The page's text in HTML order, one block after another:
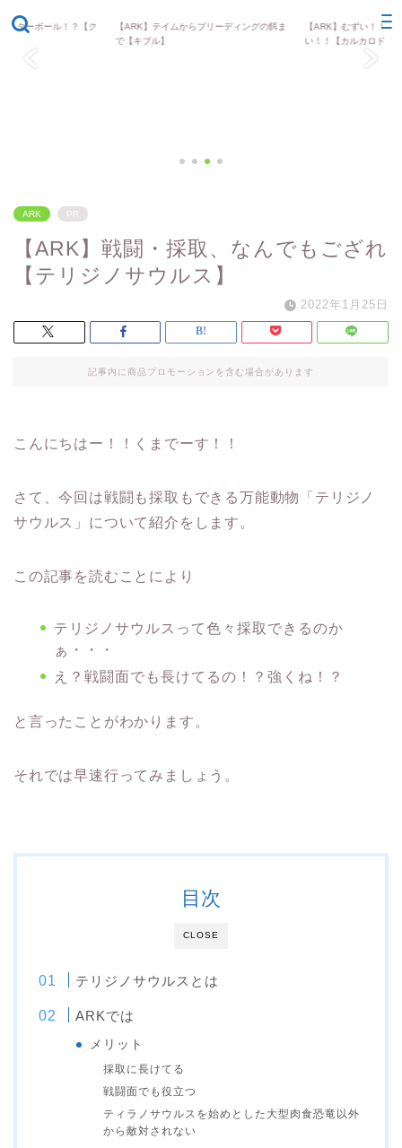
スターボール！？【ク ARK
【ARK】テイムからブリーディングの餌ま
で【キブル】
ARK
【ARK】むずい！！め
い！！【カルカロドン...
ARK PR
【ARK】戦闘・採取、なんでもござれ
【テリジノサウルス】
2022年1月25日
記事内に商品プロモーションを含む場合があります
こんにちはー！！くまでーす！！
さて、今回は戦闘も採取もできる万能動物「テリジノ
サウルス」について紹介をします。
この記事を読むことにより
テリジノサウルスって色々採取できるのか
ぁ・・・
え？戦闘面でも長けてるの！？強くね！？
と言ったことがわかります。
それでは早速行ってみましょう。
CLOSE
目次
テリジノサウルスとは
ARKでは
メリット
採取に長けてる
戦闘面でも役立つ
ティラノサウルスを始めとした大型肉食恐竜以外
から敵対されない